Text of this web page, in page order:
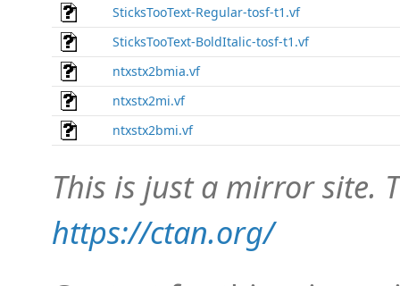
SticksTooText-Regular-tosf-t1.vf
SticksTooText-BoldItalic-tosf-t1.vf
ntxstx2bmia.vf
ntxstx2mi.vf
ntxstx2bmi.vf
This is just a mirror site.
https://ctan.org/